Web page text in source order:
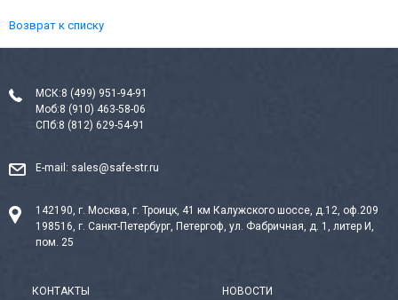
Возврат к списку
МСК:8 (499) 951-94-91
Моб:8 (910) 463-58-06
СПб:8 (812) 629-54-91
E-mail: sales@safe-str.ru
142190, г. Москва, г. Троицк, 41 км Калужского шоссе, д.12, оф.209
198516, г. Санкт-Петербург, Петергоф, ул. Фабричная, д. 1, литер И,
пом. 25
КОНТАКТЫ НОВОСТИ